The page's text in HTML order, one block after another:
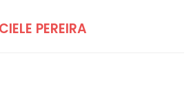
PEREIRA